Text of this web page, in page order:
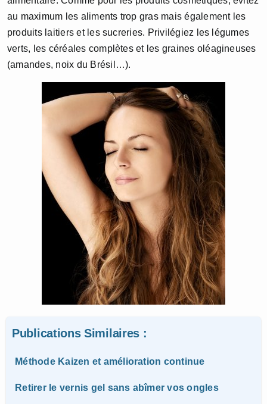
au maximum les aliments trop gras mais également les
produits laitiers et les sucreries. Privilégiez les légumes
verts, les céréales complètes et les graines oléagineuses
(amandes, noix du Brésil…).
Publications Similaires :
Méthode Kaizen et amélioration continue
Retirer le vernis gel sans abîmer vos ongles